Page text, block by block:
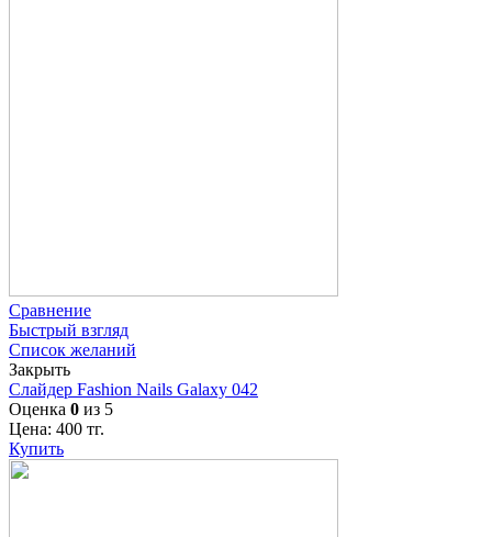
Сравнение
Быстрый взгляд
Список желаний
Закрыть
Слайдер Fashion Nails Galaxy 042
Оценка 0 из 5
Цена: 400 тг.
Купить